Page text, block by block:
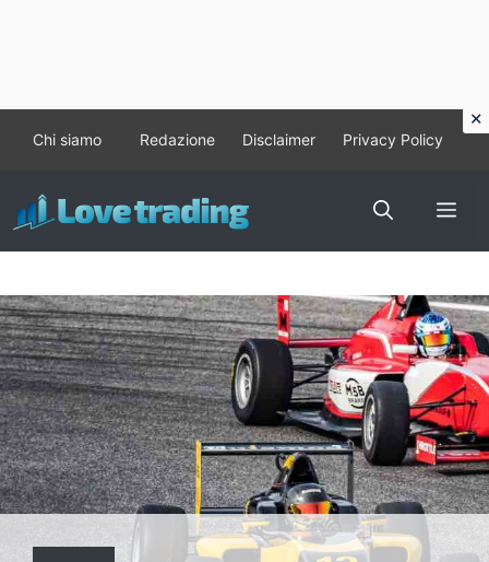
contenuto
Chi siamo Redazione Disclaimer Privacy Policy